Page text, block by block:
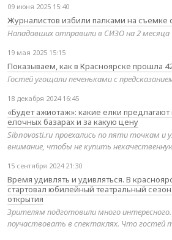
09 июня 2025 15:40
Журналистов избили палками на съемке
Нападавших отправили в СИЗО на 2 месяца
19 мая 2025 15:15
Показываем, как в Красноярске прошла
Гостей угощали печеньками с
18 декабря 2024 16:45
«Будет ажиотаж»: какие елки
елочных базарах и за какую цену
Sibnovosti.ru проехались по пяти точкам и
внимание, чтобы не купить
15 сентября 2024 21:30
Время удивлять и удивляться. В
стартовал юбилейный театральный
открытия
Зрителям подготовили много
поучаствовать в спектаклях. Что